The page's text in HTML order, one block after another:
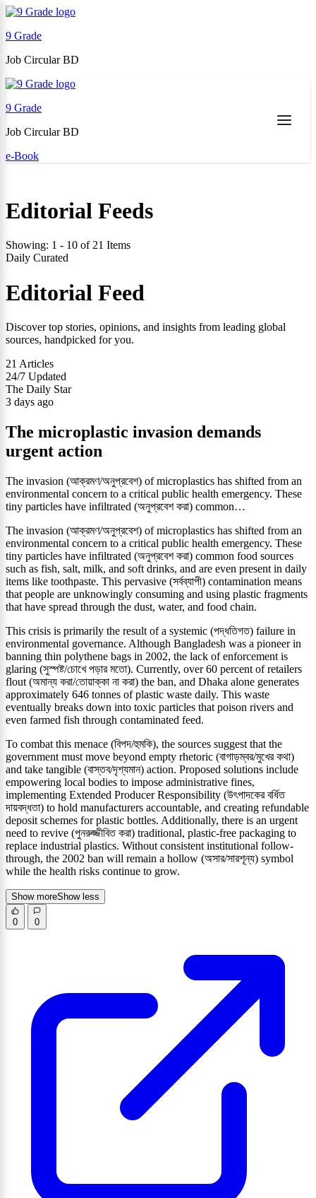
9 Grade
Job Circular BD
Skip
content
Enter)
9 Grade
Job Circular BD
e-Book
Editorial Feeds
Showing: 1 - 10 of 21 Items
Daily Curated
Editorial Feed
Discover top stories, opinions, and insights from leading global
sources, handpicked for you.
21 Articles
24/7 Updated
The Daily Star
3 days ago
The microplastic invasion demands
urgent action
The invasion (আক্রমণ/অনুপ্রবেশ) of microplastics has shifted from an
environmental concern to a critical public health emergency. These
tiny particles have infiltrated (অনুপ্রবেশ করা) common…
The invasion (আক্রমণ/অনুপ্রবেশ) of microplastics has shifted from an
environmental concern to a critical public health emergency. These
tiny particles have infiltrated (অনুপ্রবেশ করা) common food sources
such as fish, salt, milk, and soft drinks, and are even present in daily
items like toothpaste. This pervasive (সর্বব্যাপী) contamination means
that people are unknowingly consuming and using plastic fragments
that have spread through the dust, water, and food chain.
This crisis is primarily the result of a systemic (পদ্ধতিগত) failure in
environmental governance. Although Bangladesh was a pioneer in
banning thin polythene bags in 2002, the lack of enforcement is
glaring (সুস্পষ্ট/চোখে পড়ার মতো). Currently, over 60 percent of retailers
flout (অমান্য করা/তোয়াক্কা না করা) the ban, and Dhaka alone generates
approximately 646 tonnes of plastic waste daily. This waste
eventually breaks down into toxic particles that poison rivers and
even farmed fish through contaminated feed.
To combat this menace (বিপদ/হুমকি), the sources suggest that the
government must move beyond empty rhetoric (বাগাড়ম্বর/মুখের কথা)
and take tangible (বাস্তব/দৃশ্যমান) action. Proposed solutions include
empowering local bodies to impose administrative fines,
implementing Extended Producer Responsibility (উৎপাদকের বর্ধিত
দায়বদ্ধতা) to hold manufacturers accountable, and creating refundable
deposit schemes for plastic bottles. Additionally, there is an urgent
need to revive (পুনরুজ্জীবিত করা) traditional, plastic-free packaging to
replace industrial plastics. Without consistent institutional follow-
through, the 2002 ban will remain a hollow (অসার/সারশূন্য) symbol
while the health risks continue to grow.
Show moreShow less
0 0